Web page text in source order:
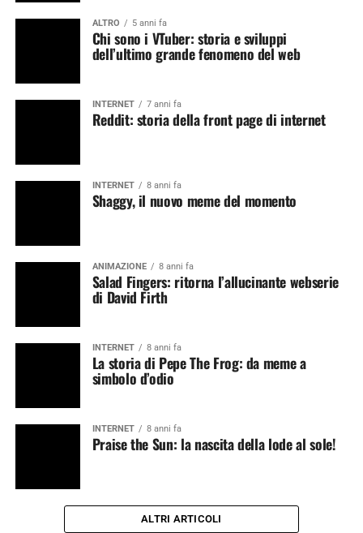
ALTRO 5 anni fa
Chi sono i VTuber: storia e sviluppi
dell’ultimo grande fenomeno del web
INTERNET 7 anni fa
Reddit: storia della front page di internet
INTERNET 8 anni fa
Shaggy, il nuovo meme del momento
ANIMAZIONE 8 anni fa
Salad Fingers: ritorna l’allucinante webserie
di David Firth
INTERNET 8 anni fa
La storia di Pepe The Frog: da meme a
simbolo d’odio
INTERNET 8 anni fa
Praise the Sun: la nascita della lode al sole!
ALTRI ARTICOLI